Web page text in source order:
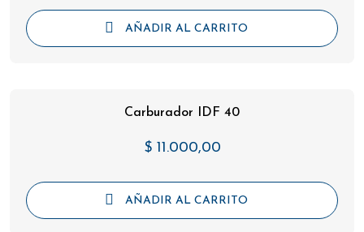
AÑADIR AL CARRITO
Carburador IDF 40
$11.000,00
AÑADIR AL CARRITO